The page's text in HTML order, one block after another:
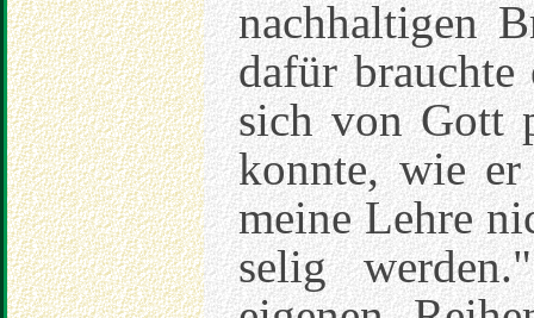
nachhaltigen
dafür
sich von Gott
konnte, wie
meine Lehre
selig